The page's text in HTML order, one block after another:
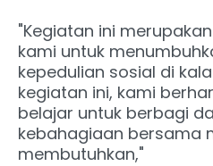
"Kegiatan ini
kami untuk
kepedulian sosial di
kegiatan ini, kami
belajar untuk berbagi
kebahagiaan bersama
membutuhkan,"